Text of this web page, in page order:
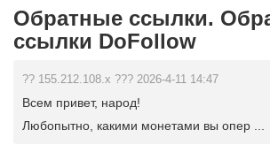
Обратные ссылки.
ссылки DoFollow
?? 155.212.108.x ??? 2026-4-11 14:47
Всем привет, народ!
Любопытно, какими монетами вы опер ...